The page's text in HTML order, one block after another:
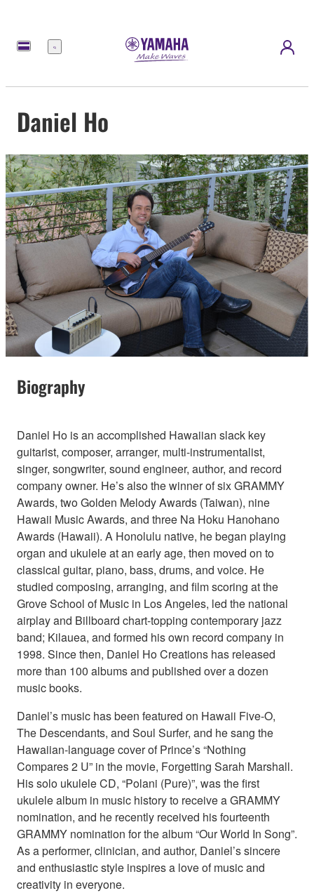
Menú
Daniel Ho
Biography
Daniel Ho is an accomplished Hawaiian slack key
guitarist, composer, arranger, multi-instrumentalist,
singer, songwriter, sound engineer, author, and record
company owner. He’s also the winner of six GRAMMY
Awards, two Golden Melody Awards (Taiwan), nine
Hawaii Music Awards, and three Na Hoku Hanohano
Awards (Hawaii). A Honolulu native, he began playing
organ and ukulele at an early age, then moved on to
classical guitar, piano, bass, drums, and voice. He
studied composing, arranging, and film scoring at the
Grove School of Music in Los Angeles, led the national
airplay and Billboard chart-topping contemporary jazz
band; Kilauea, and formed his own record company in
1998. Since then, Daniel Ho Creations has released
more than 100 albums and published over a dozen
music books.
Daniel’s music has been featured on Hawaii Five-O,
The Descendants, and Soul Surfer, and he sang the
Hawaiian-language cover of Prince’s “Nothing
Compares 2 U” in the movie, Forgetting Sarah Marshall.
His solo ukulele CD, “Polani (Pure)”, was the first
ukulele album in music history to receive a GRAMMY
nomination, and he recently received his fourteenth
GRAMMY nomination for the album “Our World In Song”.
As a performer, clinician, and author, Daniel’s sincere
and enthusiastic style inspires a love of music and
creativity in everyone.